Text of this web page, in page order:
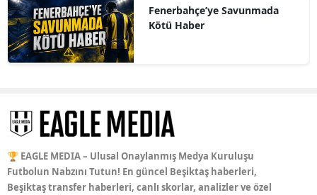
Fenerbahçe’ye Savunmada
Kötü Haber
🏆 EAGLE MEDIA – Ulusal Onaylanmış Medya Kuruluşu
Futbolun Nabzını Tutun! En güncel Beşiktaş haberleri,
Beşiktaş transfer haberleri, canlı skorlar, analizler ve özel